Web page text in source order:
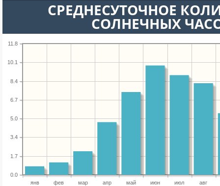
СРЕДНЕСУТОЧНОЕ
СОЛНЕЧНЫХ
янв фев мар апр май июн июл авг
0.0
1.7
3.4
5.0
6.7
8.4
10.1
11.8